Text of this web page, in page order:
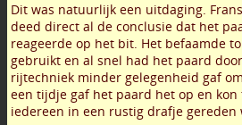
Dit was natuurlijk een uitdaging.
deed direct al de conclusie dat het
reageerde op het bit. Het befaamde
gebruikt en al snel had het paard
rijtechniek minder gelegenheid gaf
een tijdje gaf het paard het op en
iedereen in een rustig drafje gereden